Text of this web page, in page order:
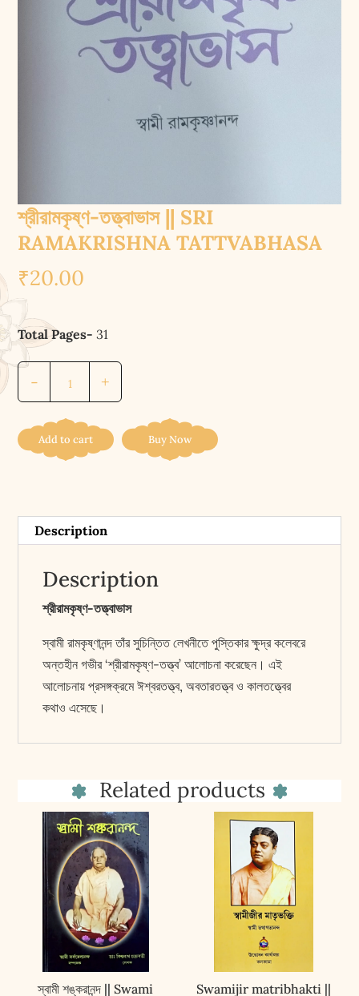
শ্রীরামকৃষ্ণ-তত্ত্বাভাস || SRI
RAMAKRISHNA TATTVABHASA
₹20.00
Total Pages-31
-
তত্ত্বাভাস
SRI
RAMAKRISHNA
+
Add to cart Buy Now
Description
Description
শ্রীরামকৃষ্ণ-তত্ত্বাভাস
স্বামী রামকৃষ্ণানন্দ তাঁর সুচিন্তিত লেখনীতে পুস্তিকার ক্ষুদ্র কলেবরে
অন্তহীন গভীর ‘শ্রীরামকৃষ্ণ-তত্ত্ব’ আলোচনা করেছেন। এই
আলোচনায় প্রসঙ্গক্রমে ঈশ্বরতত্ত্ব, অবতারতত্ত্ব ও কালতত্ত্বের
কথাও এসেছে।
Related products
স্বামী শঙ্করানন্দ || Swami
Swamijir matribhakti ||